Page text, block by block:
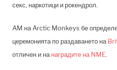
секс, наркотици и рокендрол.
AM на Arctic Monkeys бе
церемонията по раздаването на
отличен и на наградите на NME.